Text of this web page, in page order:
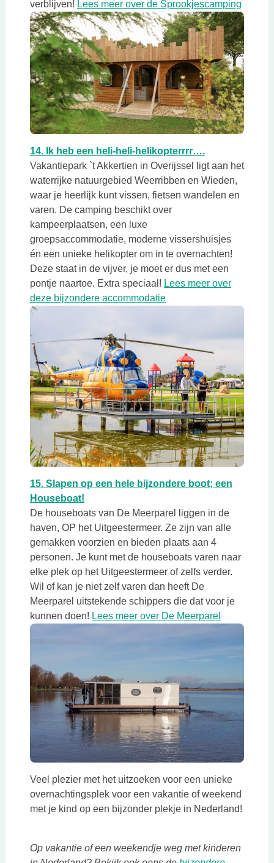
verblijven! Lees meer over de SprookjescampingDeze
14. Ik heb een heli-heli-helikopterrrr….
Vakantiepark `t Akkertien in Overijssel ligt aan het
waterrijke natuurgebied Weerribben en Wieden,
waar je heerlijk kunt vissen, fietsen wandelen en
varen. De camping beschikt over
kampeerplaatsen, een luxe
groepsaccommodatie, moderne vissershuisjes
én een unieke helikopter om in te overnachten!
Deze staat in de vijver, je moet er dus met een
pontje naartoe. Extra speciaal! Lees meer over
deze bijzondere accommodatieDeze link opent in een
15. Slapen op een hele bijzondere boot; een
Houseboat!Deze link opent in een nieuwe tab
De houseboats van De Meerparel liggen in de
haven, OP het Uitgeestermeer. Ze zijn van alle
gemakken voorzien en bieden plaats aan 4
personen. Je kunt met de houseboats varen naar
elke plek op het Uitgeestermeer of zelfs verder.
Wil of kan je niet zelf varen dan heeft De
Meerparel uitstekende schippers die dat voor je
kunnen doen! Lees meer over De MeerparelDeze link
Veel plezier met het uitzoeken voor een unieke
overnachtingsplek voor een vakantie of weekend
met je kind op een bijzonder plekje in Nederland!
Op vakantie of een weekendje weg met kinderen